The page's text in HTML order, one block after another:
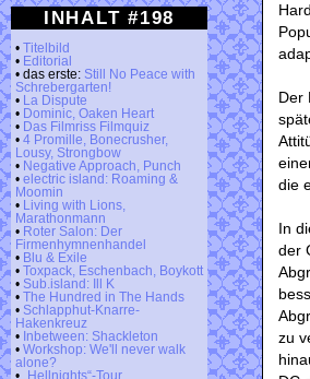
INHALT #198
• Titelbild
• Editorial
• das erste: Still No Peace with
Schrebergarten!
•
La Dispute
• Dominic, Oaken Heart
• Das Filmriss Filmquiz
• 4 Promille, Bonecrusher,
Lousy, Strongbow
• Negative Approach, Punch
• electric island: Roaming &
Moomin
•
Living with Lions,
Marathonmann
• Roter Salon: Der
Firmenhymnenhandel
• Blu & Exile
• Toxpack, Eschenbach, Boykott
• Sub.island: Ill K
• The Hundred in The Hands
• Schlapphut-Knarre-
Hakenkreuz
• Inbetween: Shackleton
• Workshop: We'll never walk
alone?
•
„Hellnights“-Tour
Der
die
In
der
zu